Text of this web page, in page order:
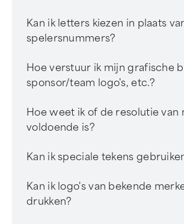
Kan ik letters kiezen in plaats
spelersnummers?
Hoe verstuur ik mijn grafische
sponsor/team logo's, etc.?
Hoe weet ik of de resolutie van
voldoende is?
Kan ik speciale tekens
Kan ik logo's van bekende
drukken?